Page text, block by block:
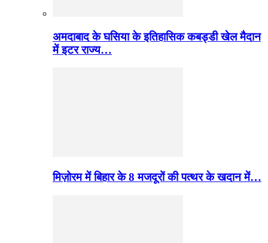
अमदाबाद के घसिया के इतिहासिक कबड्डी खेल मैदान
में इटर राज्य…
मिज़ोरम में बिहार के 8 मजदूरों की पत्थर के खदान में…